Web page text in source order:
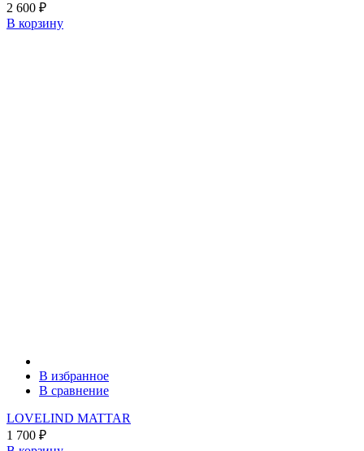
2 600 ₽
В корзину
В избранное
В сравнение
LOVELIND MATTAR
1 700 ₽